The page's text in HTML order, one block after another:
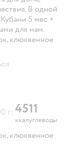
В одной
5 мес +
для мам.
клюквенное
г: 45
ккал
11
углеводы
клюквенное